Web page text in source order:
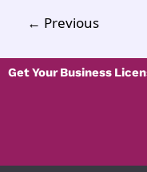
← Previous
Get Your Business